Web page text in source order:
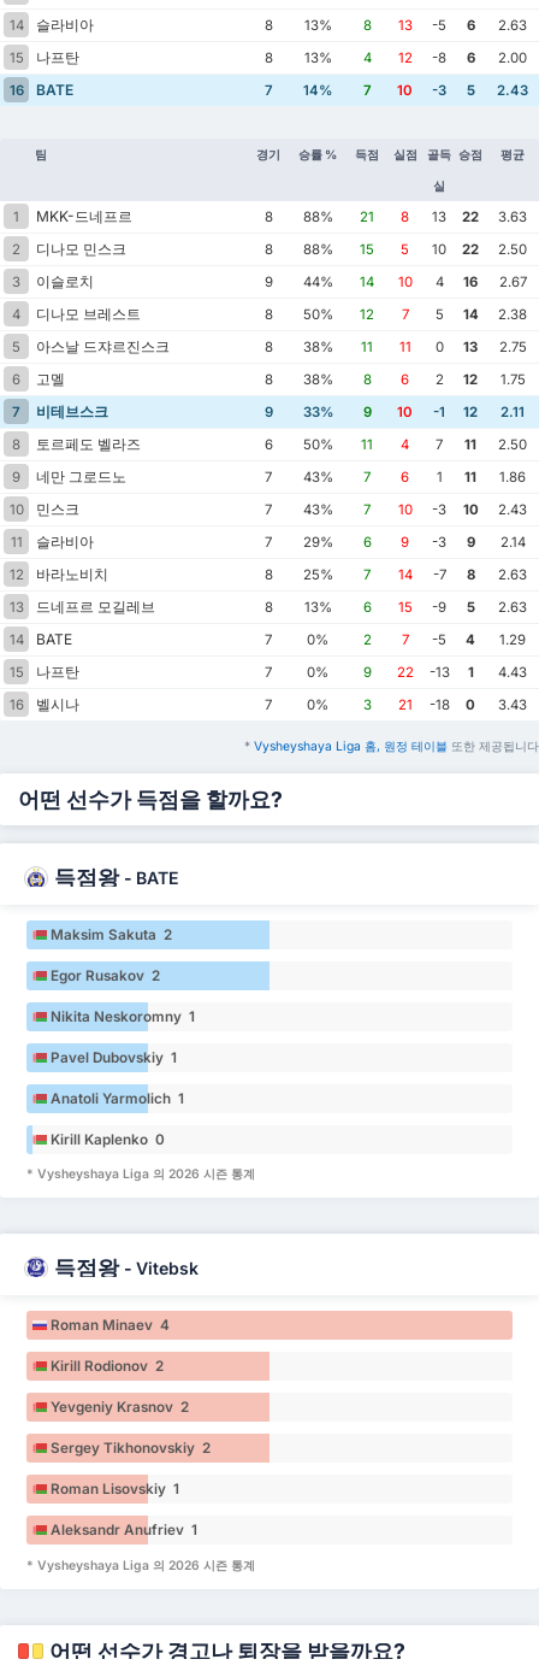
14
슬라비아 8 13% 8 13 -5 6
2.63
15
나프탄 8 13% 4 12 -8 6
2.00
16
BATE 7 14% 7 10 -3 5 2.43
팀 경기 승률 % 득점 실점 골득
실
승점 평균
1 MKK-드네프르 8 88% 21 8 13 22
3.63
2
디나모 민스크 8 88% 15 5 10 22
2.50
3
이슬로치 9 44% 14 10 4 16
2.67
4
디나모 브레스트 8 50% 12 7 5 14
2.38
5
아스날 드쟈르진스크 8 38% 11 11 0 13
2.75
6
고멜 8 38% 8 6 2 12
1.75
7
비테브스크 9 33% 9 10 -1 12
2.11
8
토르페도 벨라즈 6 50% 11 4 7 11
2.50
9
네만 그로드노 7 43% 7 6 1 11
1.86
10
민스크 7 43% 7 10 -3 10
2.43
11
슬라비아 7 29% 6 9 -3 9
2.14
12
바라노비치 8 25% 7 14 -7 8
2.63
13
드네프르 모길레브 8 13% 6 15 -9 5
2.63
14
BATE 7 0% 2 7 -5 4
1.29
15
나프탄 7 0% 9 22 -13 1
4.43
16
벨시나 7 0% 3 21 -18 0 3.43
* Vysheyshaya Liga 홈, 원정 테이블 또한 제공됩니다
어떤 선수가 득점을 할까요?
득점왕 - BATE
Maksim Sakuta 2
Egor Rusakov 2
Nikita Neskoromny 1
Pavel Dubovskiy 1
Anatoli Yarmolich 1
Kirill Kaplenko 0
* Vysheyshaya Liga 의 2026 시즌 통계
득점왕 - Vitebsk
Roman Minaev 4
Kirill Rodionov 2
Yevgeniy Krasnov 2
Sergey Tikhonovskiy 2
Roman Lisovskiy 1
Aleksandr Anufriev 1
* Vysheyshaya Liga 의 2026 시즌 통계
어떤 선수가 경고나 퇴장을 받을까요?